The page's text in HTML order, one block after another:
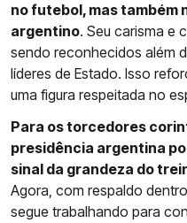
no futebol, mas também
argentino. Seu carisma e
sendo reconhecidos além
líderes de Estado. Isso
uma figura respeitada no
Para os torcedores
presidência argentina
sinal da grandeza do
Agora, com respaldo
segue trabalhando para